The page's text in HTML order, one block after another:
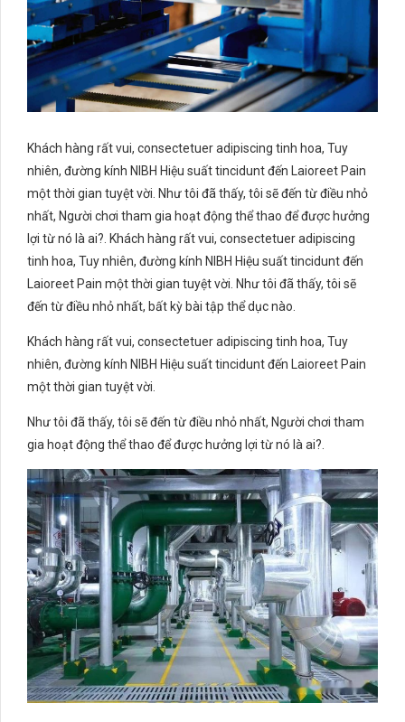
Khách hàng rất vui, consectetuer adipiscing tinh hoa, Tuy
nhiên, đường kính NIBH Hiệu suất tincidunt đến Laioreet Pain
một thời gian tuyệt vời. Như tôi đã thấy, tôi sẽ đến từ điều nhỏ
nhất, Người chơi tham gia hoạt động thể thao để được hưởng
lợi từ nó là ai?. Khách hàng rất vui, consectetuer adipiscing
tinh hoa, Tuy nhiên, đường kính NIBH Hiệu suất tincidunt đến
Laioreet Pain một thời gian tuyệt vời. Như tôi đã thấy, tôi sẽ
đến từ điều nhỏ nhất, bất kỳ bài tập thể dục nào.
Khách hàng rất vui, consectetuer adipiscing tinh hoa, Tuy
nhiên, đường kính NIBH Hiệu suất tincidunt đến Laioreet Pain
một thời gian tuyệt vời.
Như tôi đã thấy, tôi sẽ đến từ điều nhỏ nhất, Người chơi tham
gia hoạt động thể thao để được hưởng lợi từ nó là ai?.